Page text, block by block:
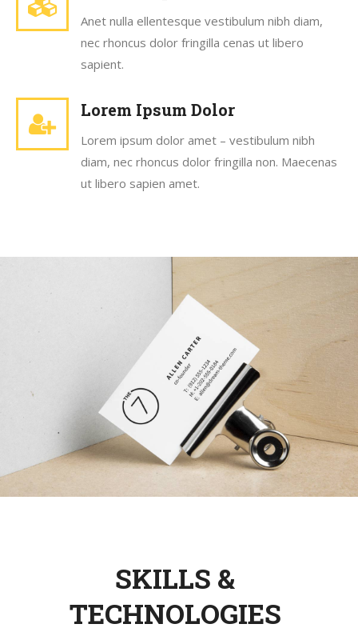
Anet nulla ellentesque vestibulum nibh diam,
nec rhoncus dolor fringilla cenas ut libero
sapient.
Lorem Ipsum Dolor
Lorem ipsum dolor amet – vestibulum nibh
diam, nec rhoncus dolor fringilla non. Maecenas
ut libero sapien amet.
SKILLS &
TECHNOLOGIES